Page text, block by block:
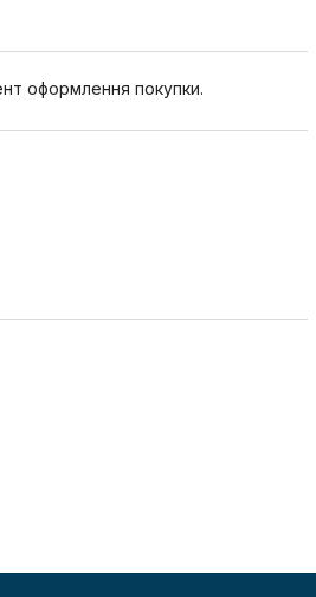
оформлення покупки.